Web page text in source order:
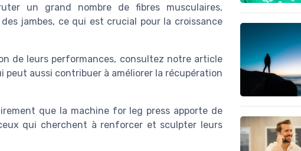
un grand nombre de fibres musculaires,
jambes, ce qui est crucial pour la croissance
de leurs performances, consultez notre article
peut aussi contribuer à améliorer la récupération
que la machine for leg press apporte de
qui cherchent à renforcer et sculpter leurs